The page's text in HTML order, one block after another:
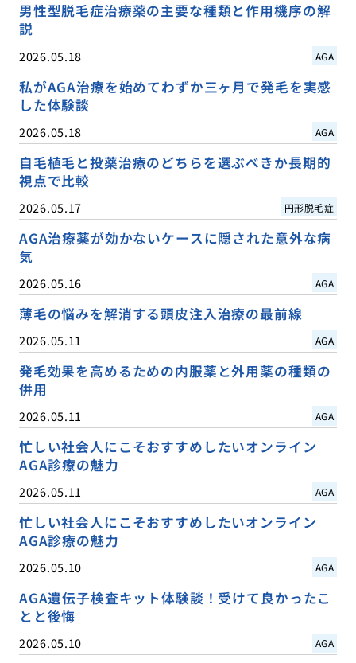
男性型脱毛症治療薬の主要な種類と作用機序の解
説
2026.05.18 AGA
私がAGA治療を始めてわずか三ヶ月で発毛を実感
した体験談
2026.05.18 AGA
自毛植毛と投薬治療のどちらを選ぶべきか長期的
視点で比較
2026.05.17 円形脱毛症
AGA治療薬が効かないケースに隠された意外な病
気
2026.05.16 AGA
薄毛の悩みを解消する頭皮注入治療の最前線
2026.05.11 AGA
発毛効果を高めるための内服薬と外用薬の種類の
併用
2026.05.11 AGA
忙しい社会人にこそおすすめしたいオンライン
AGA診療の魅力
2026.05.11 AGA
忙しい社会人にこそおすすめしたいオンライン
AGA診療の魅力
2026.05.10 AGA
AGA遺伝子検査キット体験談！受けて良かったこ
とと後悔
2026.05.10 AGA